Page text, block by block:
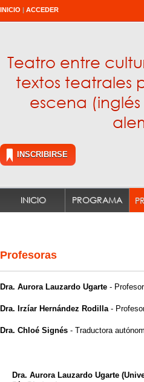
INICIO | ACCEDER
Teatro entre
textos teatrales
escena
INSCRIBIRSE
INICIO PROGRAMA
Profesoras
Dra. Aurora Lauzardo Ugarte -
Dra. Irzíar Hernández Rodilla-
Dra. Chloé Signés - Traductora
Dra. Aurora Lauzardo Ugarte